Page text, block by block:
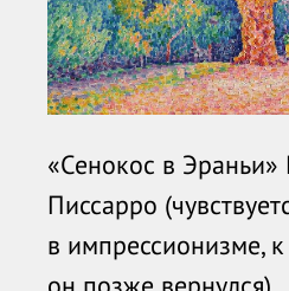
«Сенокос в Эраньи»
Писсарро
в импрессионизме,